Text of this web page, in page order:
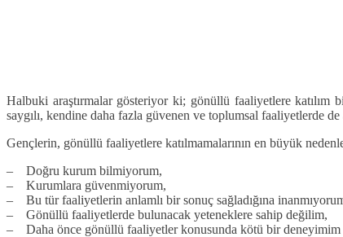
Halbuki araştırmalar gösteriyor ki; gönüllü faaliyetlere
saygılı, kendine daha fazla güvenen ve toplumsal faaliyetlerde
Gençlerin, gönüllü faaliyetlere katılmamalarının en büyük
– Doğru kurum bilmiyorum,
– Kurumlara güvenmiyorum,
– Bu tür faaliyetlerin anlamlı bir sonuç sağladığına
– Gönüllü faaliyetlerde bulunacak yeteneklere sahip değilim,
– Daha önce gönüllü faaliyetler konusunda kötü bir deneyimim